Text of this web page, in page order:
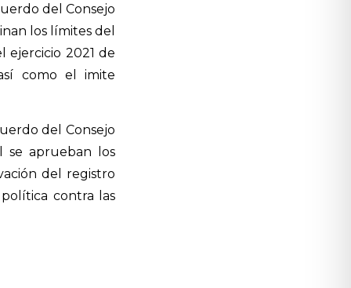
del Consejo
los límites del
ejercicio 2021 de
como el imite
del Consejo
se aprueban los
del registro
contra las